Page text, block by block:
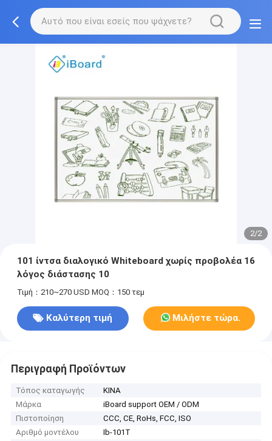
2/2
101 ίντσα διαλογικό Whiteboard χωρίς προβολέα 16
λόγος διάστασης 10
Τιμή：210~270 USD MOQ：150 τεμ
Καλύτερη τιμή Μιλήστε τώρα.
Περιγραφή Προϊόντων
Τόπος καταγωγής
ΚΙΝΑ
Μάρκα
iBoard support OEM / ODM
Πιστοποίηση
CCC, CE, RoHs, FCC, ISO
Αριθμό μοντέλου
Ib-101T